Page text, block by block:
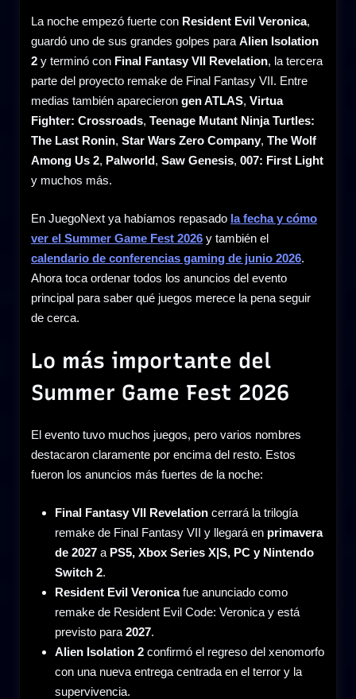
La noche empezó fuerte con Resident Evil Veronica,
guardó uno de sus grandes golpes para Alien Isolation
2 y terminó con Final Fantasy VII Revelation, la tercera
parte del proyecto remake de Final Fantasy VII. Entre
medias también aparecieron gen ATLAS, Virtua
Fighter: Crossroads, Teenage Mutant Ninja Turtles:
The Last Ronin, Star Wars Zero Company, The Wolf
Among Us 2, Palworld, Saw Genesis, 007: First Light
y muchos más.
En JuegoNext ya habíamos repasado la fecha y cómo
ver el Summer Game Fest 2026 y también el
calendario de conferencias gaming de junio 2026.
Ahora toca ordenar todos los anuncios del evento
principal para saber qué juegos merece la pena seguir
de cerca.
Lo más importante del
Summer Game Fest 2026
El evento tuvo muchos juegos, pero varios nombres
destacaron claramente por encima del resto. Estos
fueron los anuncios más fuertes de la noche:
Final Fantasy VII Revelation cerrará la trilogía
remake de Final Fantasy VII y llegará en primavera
de 2027 a PS5, Xbox Series X|S, PC y Nintendo
Switch 2.
Resident Evil Veronicafue anunciado como
remake de Resident Evil Code: Veronica y está
previsto para 2027.
Alien Isolation 2 confirmó el regreso del xenomorfo
con una nueva entrega centrada en el terror y la
supervivencia.